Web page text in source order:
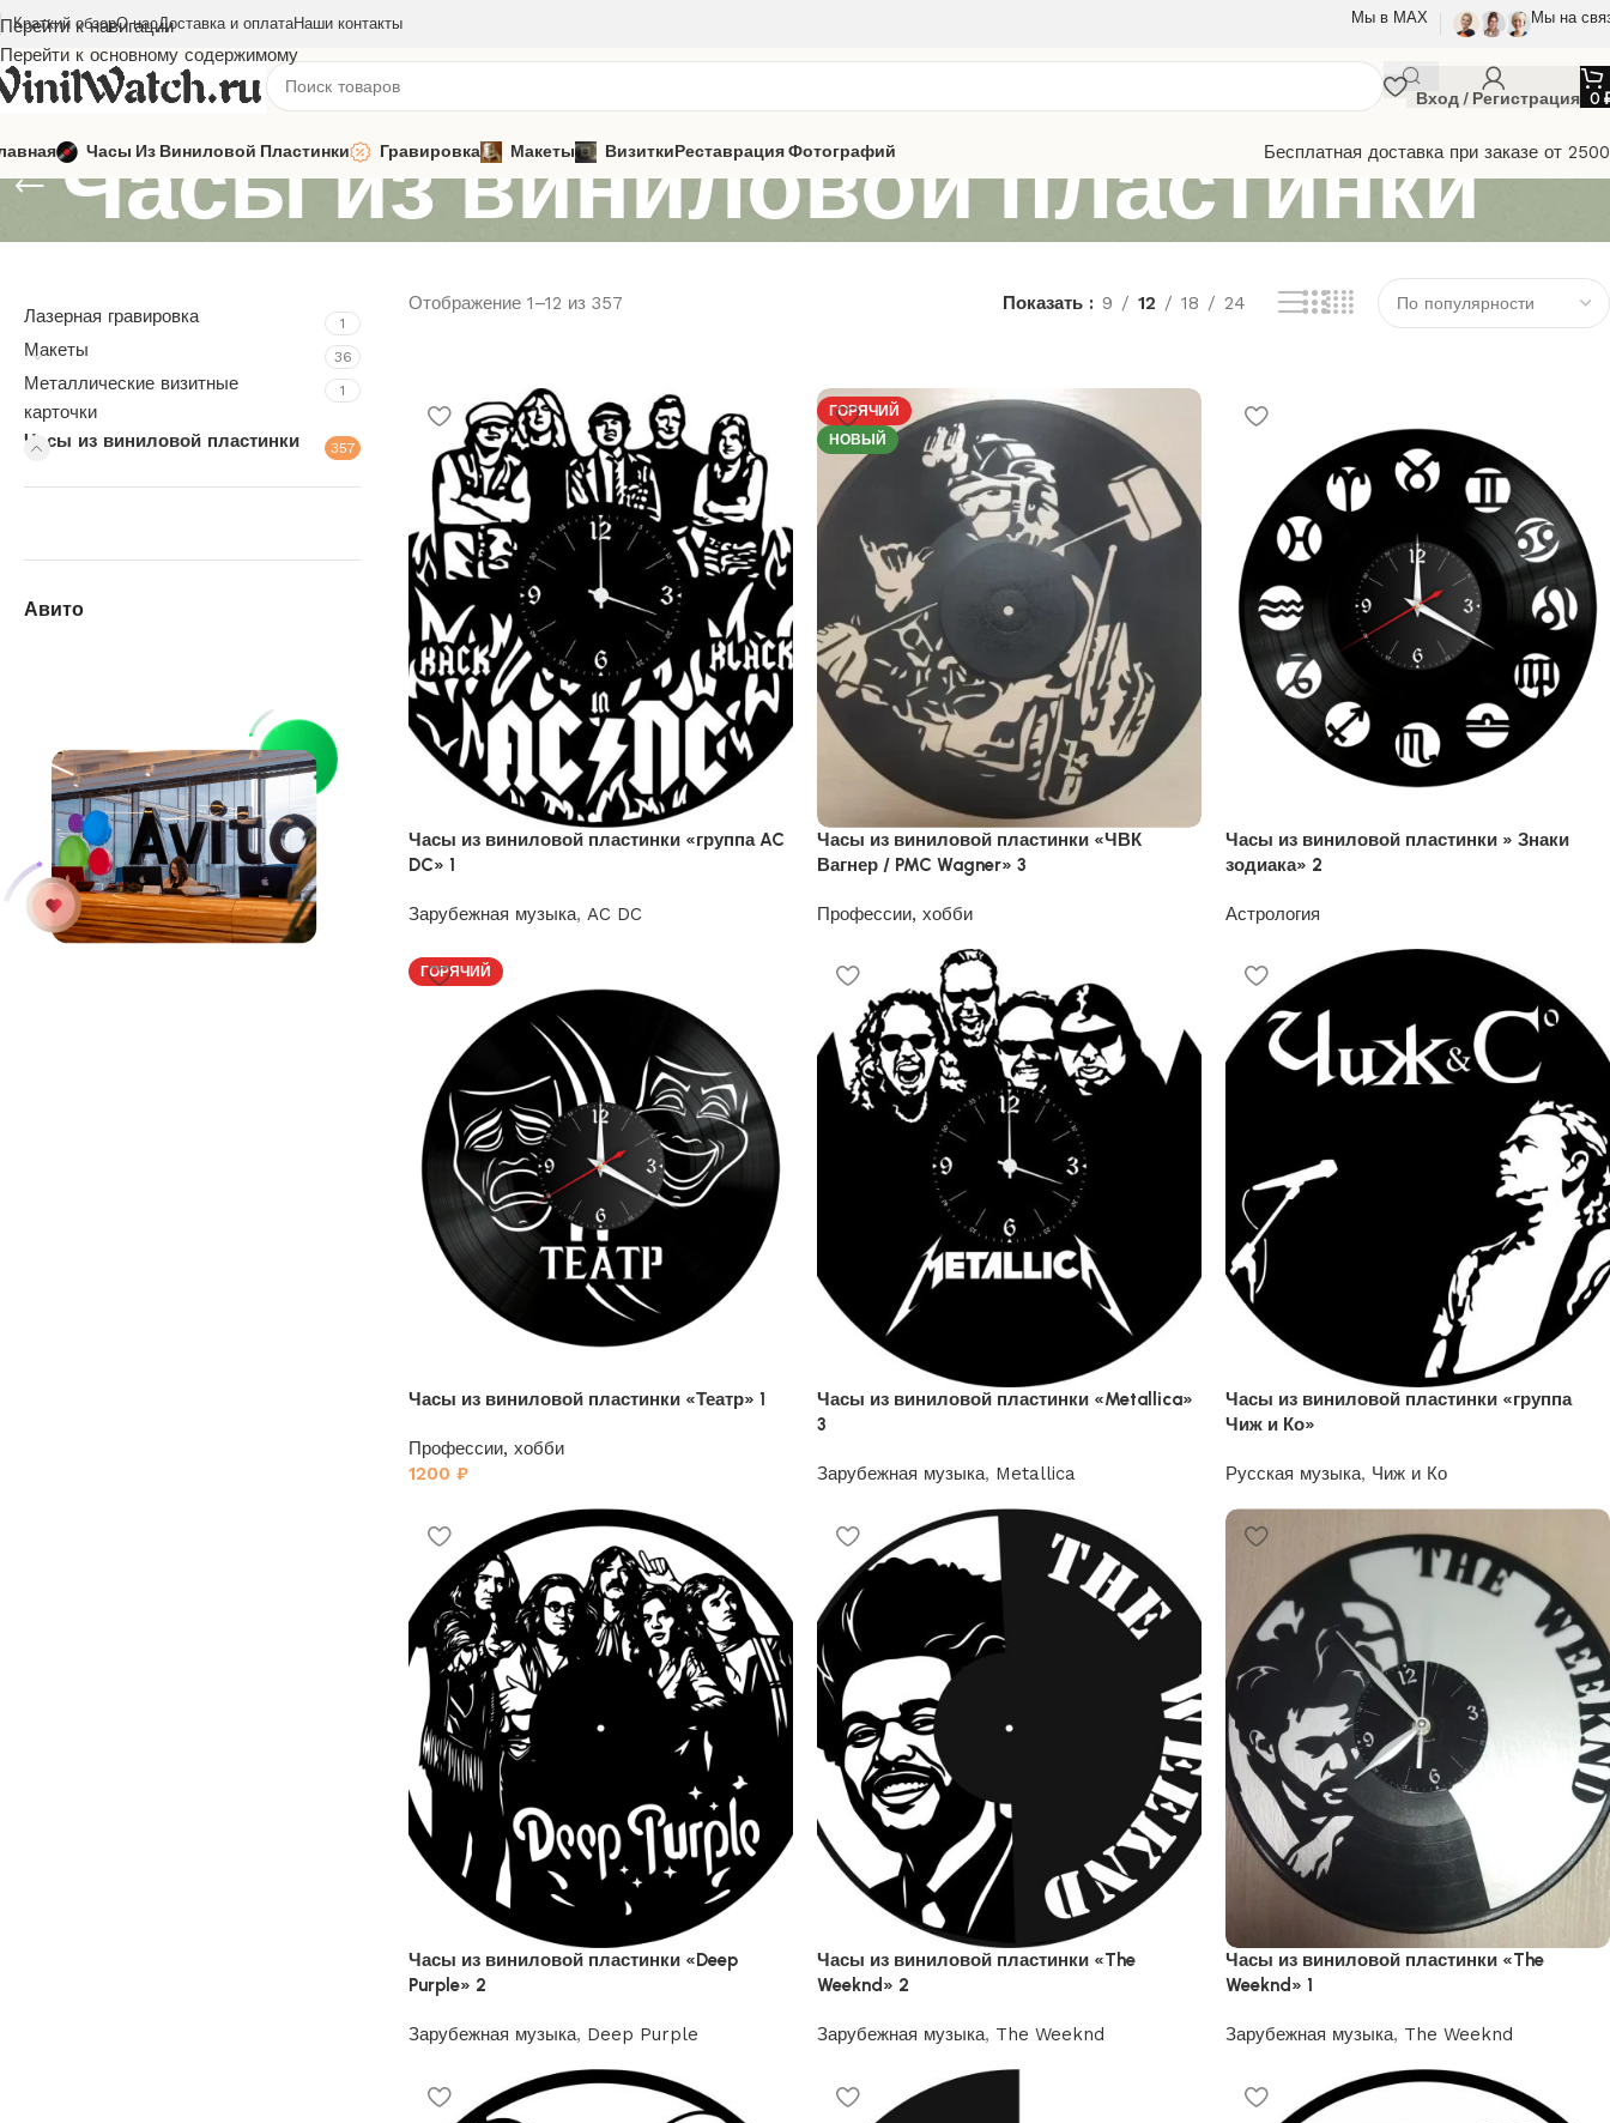
Перейти к навигации
Перейти к основному содержимому
Краткий обзорО насДоставка и оплатаНаши контакты Мы в МАХ Мы на
Вход / Регистрация 0
Часы Из Виниловой Пластинки Гравировка Макеты ВизиткиРеставрация Фотографий Бесплатная доставка при заказе от
Часы из виниловой пластинки
Лазерная гравировка 1
Макеты 36
Металлические визитные
карточки
1
Часы из виниловой пластинки 357
Авито
Отображение 1–12 из 357 Показать 9 12 18 24
Часы из виниловой пластинки «группа AC
DC» 1
Зарубежная музыка, AC DC
ГОРЯЧИЙ
НОВЫЙ
Часы из виниловой пластинки «ЧВК
Вагнер / PMC Wagner» 3
Профессии, хобби
Часы из виниловой пластинки » Знаки
зодиака» 2
Астрология
ГОРЯЧИЙ
Часы из виниловой пластинки «Театр» 1
Профессии, хобби
1200 ₽
Часы из виниловой пластинки «Metallica»
3
Зарубежная музыка, Metallica
Часы из виниловой пластинки «группа
Чиж и Ко»
Русская музыка, Чиж и Ко
Часы из виниловой пластинки «Deep
Purple» 2
Зарубежная музыка, Deep Purple
Часы из виниловой пластинки «The
Weeknd» 2
Зарубежная музыка, The Weeknd
Часы из виниловой пластинки «The
Weeknd» 1
Зарубежная музыка, The Weeknd